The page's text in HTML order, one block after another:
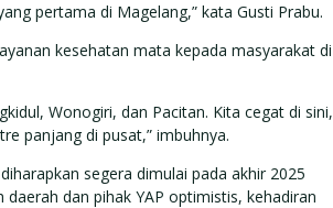
pertama di Magelang,” kata Gusti Prabu.
kesehatan mata kepada masyarakat di
Wonogiri, dan Pacitan. Kita cegat di sini,
panjang di pusat,” imbuhnya.
segera dimulai pada akhir 2025
dan pihak YAP optimistis, kehadiran